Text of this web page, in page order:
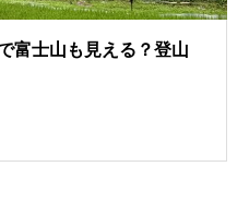
富士山も見える？登山